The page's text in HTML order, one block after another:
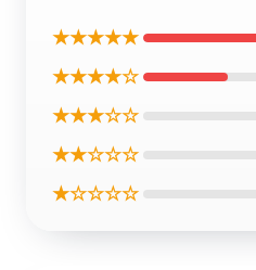
★★★★★
★★★★☆
★★★☆☆
★★☆☆☆
★☆☆☆☆